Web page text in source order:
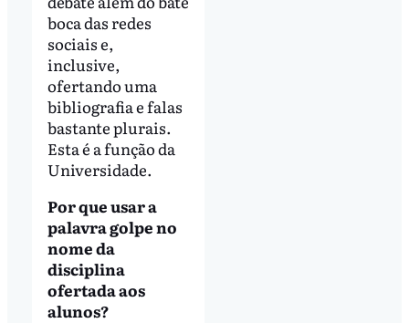
boca das redes
sociais e,
inclusive,
ofertando uma
bibliografia e falas
bastante plurais.
Esta é a função da
Universidade.
Por que usar a
palavra golpe no
nome da
disciplina
ofertada aos
alunos?